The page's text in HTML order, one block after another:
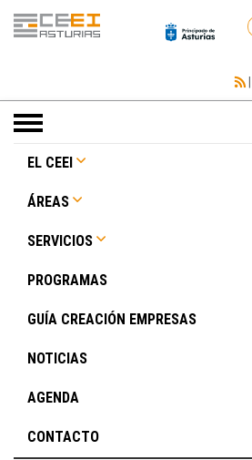
|
Toggle
navigation
EL CEEI
ÁREAS
SERVICIOS
PROGRAMAS
GUÍA CREACIÓN EMPRESAS
NOTICIAS
AGENDA
CONTACTO